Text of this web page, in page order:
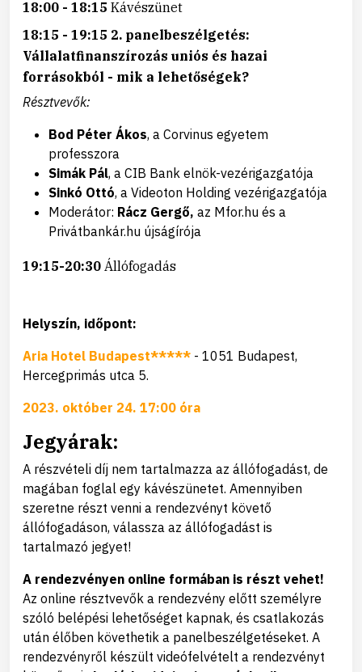
18:00 - 18:15 Kávészünet
18:15 - 19:15 2. panelbeszélgetés:
Vállalatfinanszírozás uniós és hazai
forrásokból - mik a lehetőségek?
Résztvevők:
Bod Péter Ákos, a Corvinus egyetem
professzora
Simák Pál, a CIB Bank elnök-vezérigazgatója
Sinkó Ottó, a Videoton Holding vezérigazgatója
Moderátor: Rácz Gergő, az Mfor.hu és a
Privátbankár.hu újságírója
19:15-20:30 Állófogadás
Helyszín, időpont:
Aria Hotel Budapest***** - 1051 Budapest,
Hercegprimás utca 5.
2023. október 24. 17:00 óra
Jegyárak:
A részvételi díj nem tartalmazza az állófogadást, de
magában foglal egy kávészünetet. Amennyiben
szeretne részt venni a rendezvényt követő
állófogadáson, válassza az állófogadást is
tartalmazó jegyet!
A rendezvényen online formában is részt vehet!
Az online résztvevők a rendezvény előtt személyre
szóló belépési lehetőséget kapnak, és csatlakozás
után élőben követhetik a panelbeszélgetéseket. A
rendezvényről készült videófelvételt a rendezvényt